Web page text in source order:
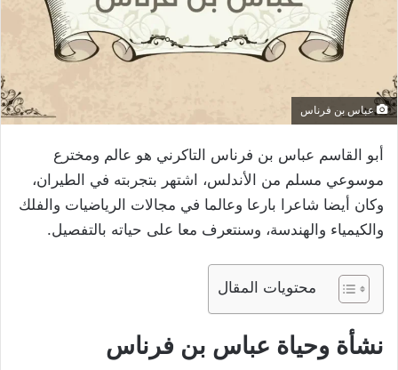
عباس بن فرناس
أبو القاسم عباس بن فرناس التاكرني هو عالم ومخترع
موسوعي مسلم من الأندلس، اشتهر بتجربته في الطيران،
وكان أيضا شاعرا بارعا وعالما في مجالات الرياضيات والفلك
والكيمياء والهندسة، وسنتعرف معا على حياته بالتفصيل.
محتويات المقال
نشأة وحياة عباس بن فرناس